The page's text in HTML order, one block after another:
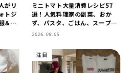
がリ
トジ
＆ク
ご
ミニトマト大量消費レシピ57
選！人気料理家の副菜、おか
ず、パスタ、ごはん、スープま
で【保存版】
2026.08.05
注目